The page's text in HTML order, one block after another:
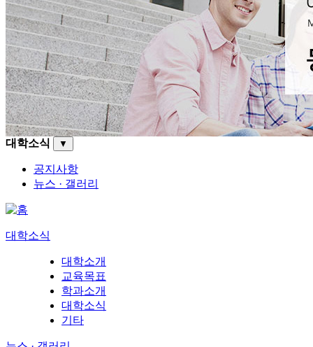
대학소식 ▼
공지사항
뉴스 · 갤러리
대학소식
대학소개
교육목표
학과소개
대학소식
기타